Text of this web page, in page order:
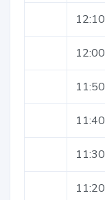
12:10
12:00
11:50
11:40
11:30
11:20